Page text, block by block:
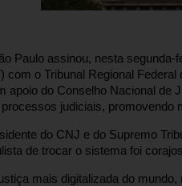
Paulo assinou, nesta
com o Tribunal Regional
apoio do Conselho Nacional de
judiciais, promovendo
do CNJ e do Supremo
de trocar o sistema foi
mais digitalizada do